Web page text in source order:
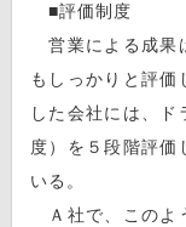
■評価制度
営業による成果
もしっかりと評価
した会社には、
度）を５段階評価
いる。
Ａ社で、このよ